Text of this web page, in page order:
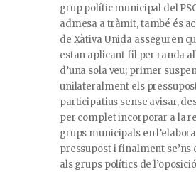
grup polític municipal del
admesa a tràmit, també és
de Xàtiva Unida asseguren
estan aplicant fil per randa
d’una sola veu; primer
unilateralment els
participatius sense avisar,
per complet incorporar a la
grups municipals en
pressupost i finalment se’ns
als grups polítics de